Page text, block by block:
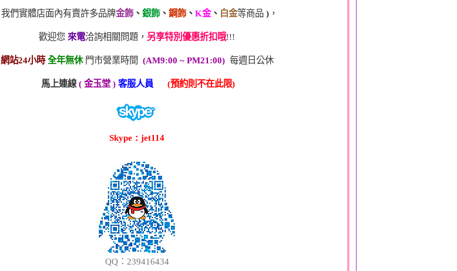
我們實體店面內有賣許多品牌金飾、 銀飾、 鋼飾、 K金、 白金等商品 ) ，
歡迎您 來電洽詢相關問題， 另享特別優惠折扣哦!!!
網站24小時全年無休門市營業時間 (AM9:00 ~ PM21:00) 每週日公休
馬上連線 ( 金玉堂 ) 客服人員 (預約則不在此限)
Skype：jet114
QQ：239416434